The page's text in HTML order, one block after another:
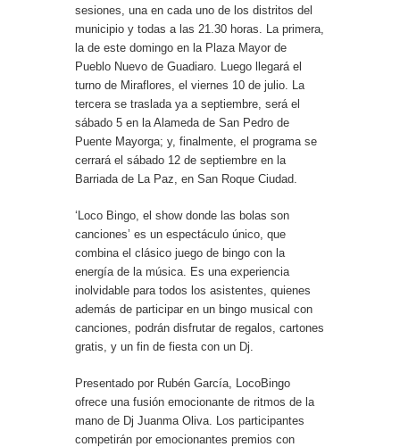
sesiones, una en cada uno de los distritos del
municipio y todas a las 21.30 horas. La primera,
la de este domingo en la Plaza Mayor de
Pueblo Nuevo de Guadiaro. Luego llegará el
turno de Miraflores, el viernes 10 de julio. La
tercera se traslada ya a septiembre, será el
sábado 5 en la Alameda de San Pedro de
Puente Mayorga; y, finalmente, el programa se
cerrará el sábado 12 de septiembre en la
Barriada de La Paz, en San Roque Ciudad.
‘Loco Bingo, el show donde las bolas son
canciones’ es un espectáculo único, que
combina el clásico juego de bingo con la
energía de la música. Es una experiencia
inolvidable para todos los asistentes, quienes
además de participar en un bingo musical con
canciones, podrán disfrutar de regalos, cartones
gratis, y un fin de fiesta con un Dj.
Presentado por Rubén García, LocoBingo
ofrece una fusión emocionante de ritmos de la
mano de Dj Juanma Oliva. Los participantes
competirán por emocionantes premios con